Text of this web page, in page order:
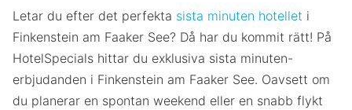
Letar du efter det perfekta sista minuten hotellet i
Finkenstein am Faaker See? Då har du kommit rätt! På
HotelSpecials hittar du exklusiva sista minuten-
erbjudanden i Finkenstein am Faaker See. Oavsett om
du planerar en spontan weekend eller en snabb flykt